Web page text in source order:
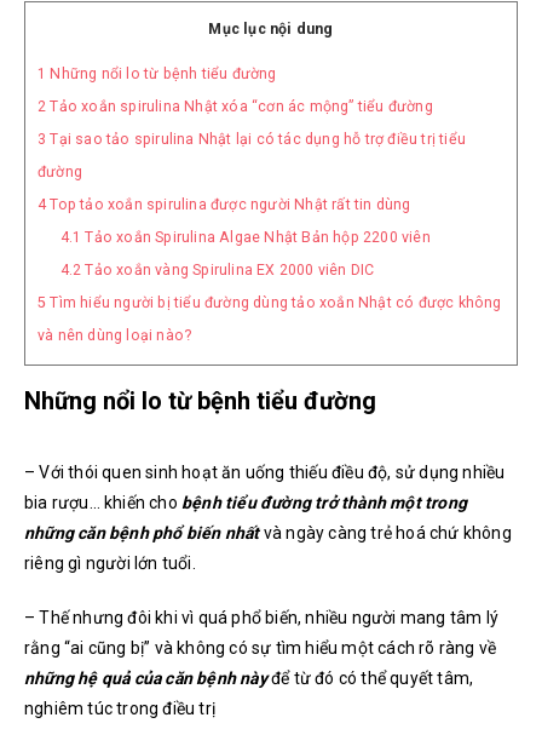
Mục lục nội dung
1 Những nổi lo từ bệnh tiểu đường
2 Tảo xoắn spirulina Nhật xóa “cơn ác mộng” tiểu đường
3 Tại sao tảo spirulina Nhật lại có tác dụng hỗ trợ điều trị tiểu
đường
4Top tảo xoắn spirulina được người Nhật rất tin dùng
4.1 Tảo xoắn Spirulina Algae Nhật Bản hộp 2200 viên
4.2 Tảo xoắn vàng Spirulina EX 2000 viên DIC
5 Tìm hiểu người bị tiểu đường dùng tảo xoắn Nhật có được không
và nên dùng loại nào?
Những nổi lo từ bệnh tiểu đường
– Với thói quen sinh hoạt ăn uống thiếu điều độ, sử dụng nhiều
bia rượu… khiến cho bệnh tiểu đường trở thành một trong
những căn bệnh phổ biến nhất và ngày càng trẻ hoá chứ không
riêng gì người lớn tuổi.
– Thế nhưng đôi khi vì quá phổ biến, nhiều người mang tâm lý
rằng “ai cũng bị” và không có sự tìm hiểu một cách rõ ràng về
những hệ quả của căn bệnh này để từ đó có thể quyết tâm,
nghiêm túc trong điều trị